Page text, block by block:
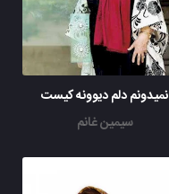
نمیدونم دلم دیوونه کیست
سیمین غانم